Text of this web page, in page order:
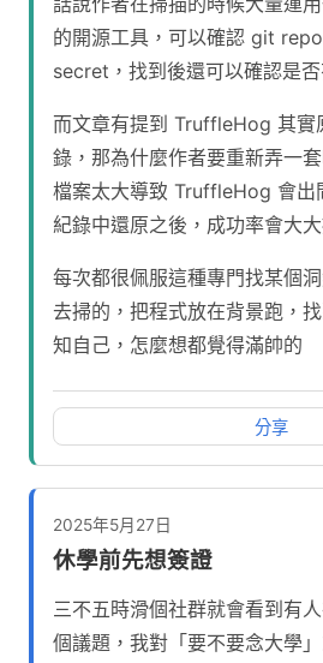
的開源工具，可以確認 git
secret，找到後還可以確認是
而文章有提到 TruffleHog 其實
錄，那為什麼作者要重新弄一
檔案太大導致 TruffleHog 會出
紀錄中還原之後，成功率會大大
每次都很佩服這種專門找某個
去掃的，把程式放在背景跑，
知自己，怎麼想都覺得滿帥的
分享
2025年5月27日
休學前先想簽證
三不五時滑個社群就會看到有
個議題，我對「要不要念大學